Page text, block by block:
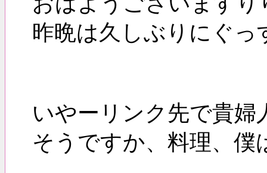
昨晩は久しぶりにぐっ
いやーリンク先で貴
そうですか、料理、